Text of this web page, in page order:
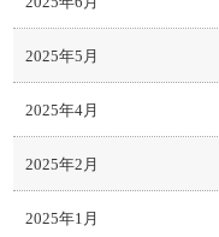
2025年5月
2025年4月
2025年2月
2025年1月